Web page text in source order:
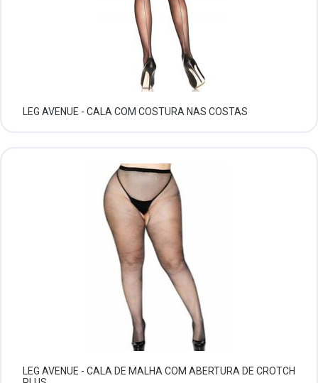
LEG AVENUE - CALA COM COSTURA NAS COSTAS
LEG AVENUE - CALA DE MALHA COM ABERTURA DE CROTCH